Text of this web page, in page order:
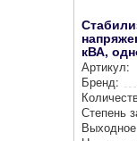
кВА,
Артикул:
Бренд:
Степень